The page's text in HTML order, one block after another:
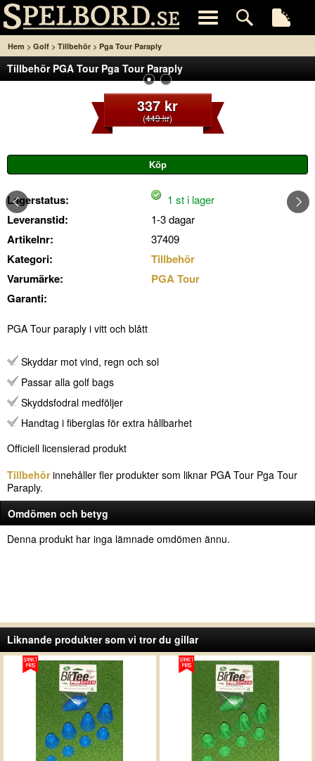
Hem > Golf > Tillbehör > Pga Tour Paraply
Tillbehör PGA Tour Pga Tour Paraply
337 kr
(449 kr)
Lagerstatus: 1 st i lager
Leveranstid: 1-3 dagar
Artikelnr: 37409
Kategori:
Tillbehör
Varumärke:
PGA Tour
Garanti:
PGA Tour paraply i vitt och blått
Skyddar mot vind, regn och sol
Passar alla golf bags
Skyddsfodral medföljer
Handtag i fiberglas för extra hållbarhet
Officiell licensierad produkt
Tillbehörinnehåller fler produkter som liknar PGA Tour Pga Tour
Paraply.
Omdömen och betyg
Denna produkt har inga lämnade omdömen ännu.
Liknande produkter som vi tror du gillar